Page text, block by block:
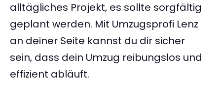
alltägliches Projekt, es sollte sorgfältig
geplant werden. Mit Umzugsprofi Lenz
an deiner Seite kannst du dir sicher
sein, dass dein Umzug reibungslos und
effizient abläuft.